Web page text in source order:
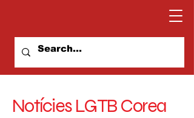
Notícies LGTB Corea